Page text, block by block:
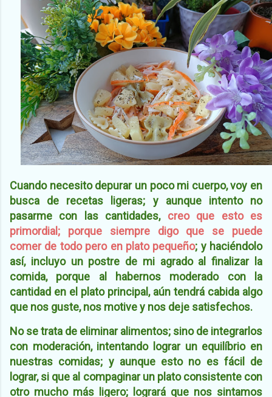
Cuando necesito depurar un poco mi cuerpo, voy en
busca de recetas ligeras; y aunque intento no
pasarme con las cantidades, creo que esto es
primordial; porque siempre digo que se puede
comer de todo pero en plato pequeño; y haciéndolo
así, incluyo un postre de mi agradoal finalizar la
comida, porque al habernos moderado con la
cantidad en el plato principal, aún tendrá cabida algo
que nos guste, nos motive y nos deje satisfechos.
No se trata de eliminar alimentos; sino de integrarlos
con moderación, intentando lograr un equilíbrio en
nuestras comidas; y aunque esto no es fácil de
lograr, si que al compaginar un plato consistente con
otro mucho más ligero; logrará que nos sintamos